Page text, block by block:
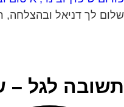
שלום לך דניאל ובהצלחה,
תשובה לגל –